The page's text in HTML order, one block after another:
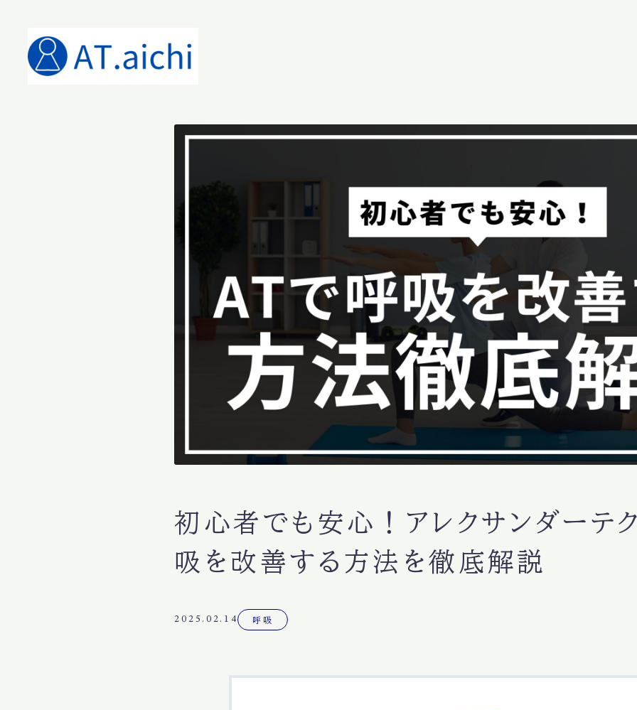
初心者でも安心！アレクサンダーテ
吸を改善する方法を徹底解説
2025.02.14 呼吸